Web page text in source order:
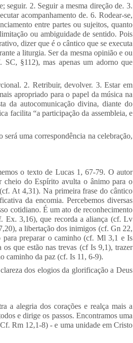
seguir. 2. Seguir a mesma direção de. 3.
acompanhamento de. 6. Rodear-se,
entre partes ou sujeitos, quanto
ou ambiguidade de sentido. Pois
dizer que é o cântico que se executa
a liturgia. Ser da mesma opinião e ou
SC, §112), mas apenas um adorno que
2. Retribuir, devolver. 3. Estar em
apropriado para o papel da música na
da autocomunicação divina, diante do
facilita “a participação da assembleia, e
uma correspondência na celebração,
o texto de Lucas 1, 67-79. O autor
cheio do Espírito avulta o ânimo para o
At 4,31). Na primeira frase do cântico
da encomia. Percebemos diversas
cotidiano. É um ato de reconhecimento
Ex. 3,16), que recorda a aliança (cf. Lv
a libertação dos inimigos (cf. Gn 22,
para preparar o caminho (cf. Ml 3,1 e Is
que estão nas trevas (cf Is 9,1), trazer
caminho da paz (cf. Is 11, 6-9).
dos elogios da glorificação a Deus
a alegria dos corações e realça mais a
e dirige os passos. Encontramos uma
Rm 12,1-8) - e uma unidade em Cristo